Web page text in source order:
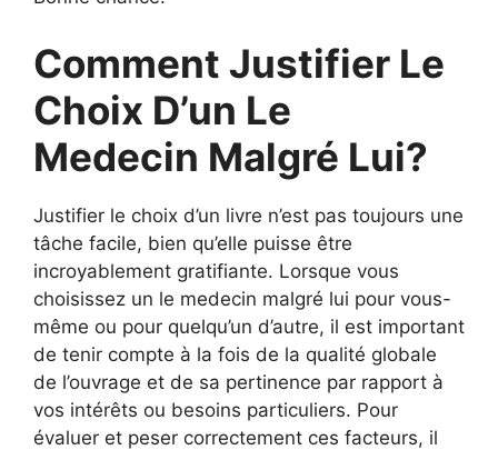
Comment Justifier Le
Choix D’un Le
Medecin Malgré Lui?
Justifier le choix d’un livre n’est pas toujours une
tâche facile, bien qu’elle puisse être
incroyablement gratifiante. Lorsque vous
choisissez un le medecin malgré lui pour vous-
même ou pour quelqu’un d’autre, il est important
de tenir compte à la fois de la qualité globale
de l’ouvrage et de sa pertinence par rapport à
vos intérêts ou besoins particuliers. Pour
évaluer et peser correctement ces facteurs, il